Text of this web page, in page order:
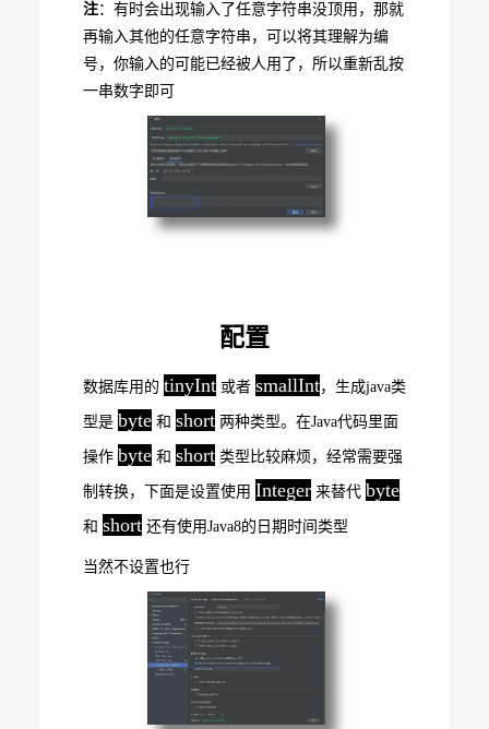
注：有时会出现输入了任意字符串没顶用，那就
再输入其他的任意字符串，可以将其理解为编
号，你输入的可能已经被人用了，所以重新乱按
一串数字即可
配置
数据库用的 tinyInt或者 smallInt，生成java类
型是 byte和 short两种类型。在Java代码里面
操作 byte和 short类型比较麻烦，经常需要强
制转换，下面是设置使用 Integer来替代 byte
和 short还有使用Java8的日期时间类型
当然不设置也行